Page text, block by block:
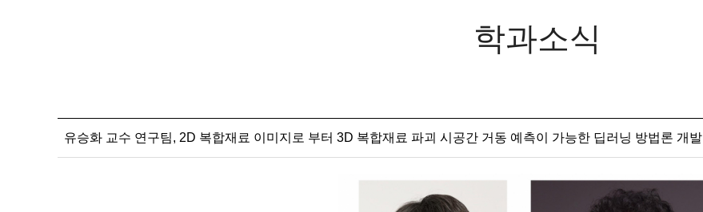
학과소식
유승화 교수 연구팀, 2D 복합재료 이미지로 부터 3D 복합재료 파괴 시공간 거동 예측이 가능한 딥러닝 방법론 개발